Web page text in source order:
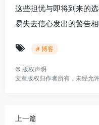
这些担忧与即将到来的
易失去信心发出的警告相
# 博客
© 版权声明
文章版权归作者所有，未经允许
上一篇